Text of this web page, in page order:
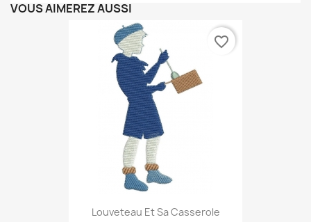
VOUS AIMEREZ AUSSI
Louveteau Et Sa Casserole
favorite_border